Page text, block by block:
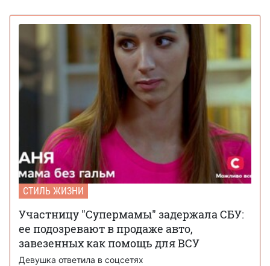
СТИЛЬ ЖИЗНИ
Участницу "Супермамы" задержала СБУ:
ее подозревают в продаже авто,
завезенных как помощь для ВСУ
Девушка ответила в соцсетях